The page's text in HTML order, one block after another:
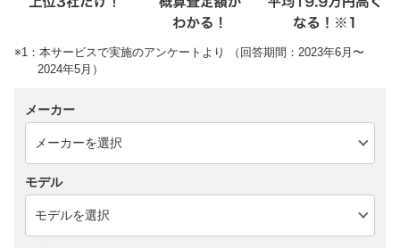
※1：本サービスで実施のアンケートより （回答期間：2023年6月〜
2024年5月）
メーカー
モデル